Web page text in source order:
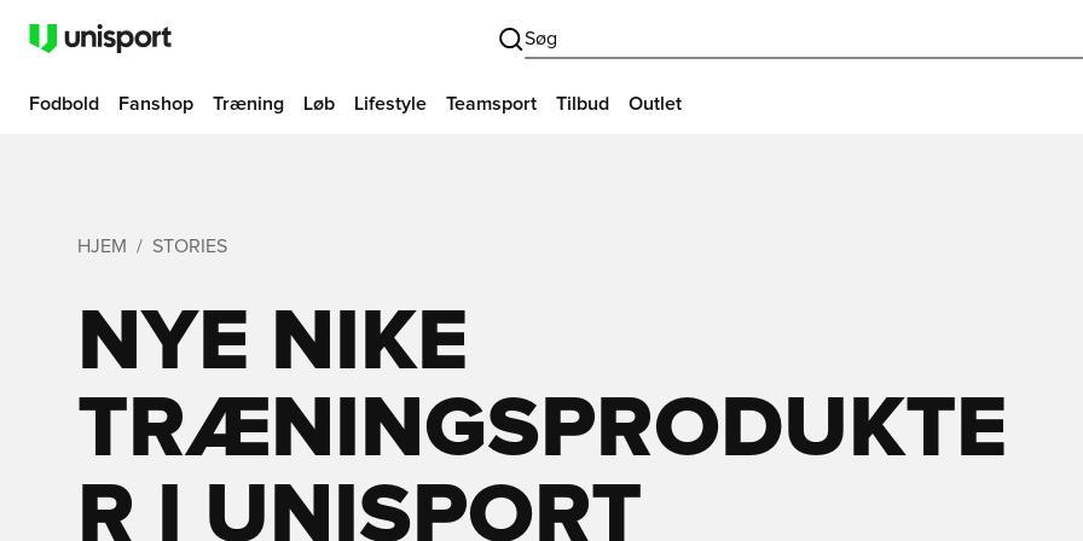
Søg
Fodbold Fanshop Træning Løb Lifestyle Teamsport Tilbud Outlet
HJEM STORIES
NYE NIKE
TRÆNINGSPRODUKTE
R I UNISPORT